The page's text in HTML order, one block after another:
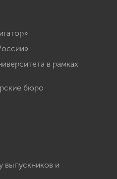
в рамках
бюро
выпускников и